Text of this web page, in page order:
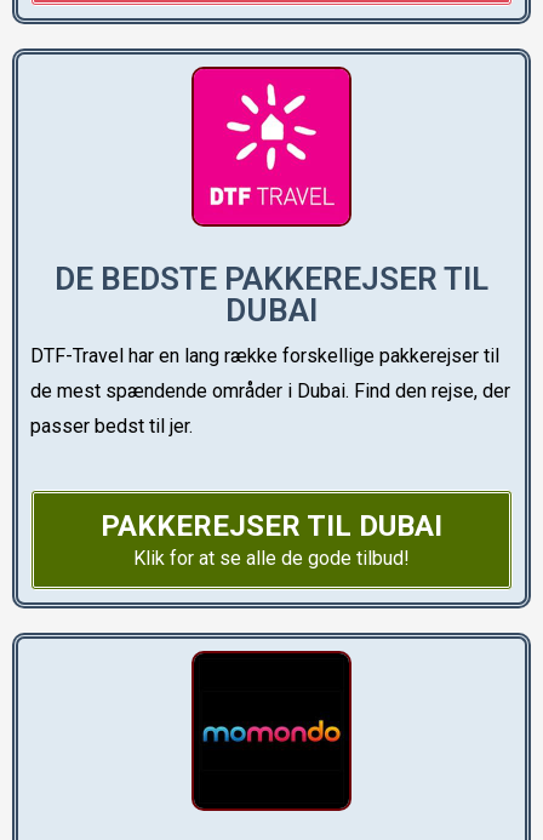
DE BEDSTE PAKKEREJSER TIL
DUBAI
DTF-Travel har en lang række forskellige pakkerejser til
de mest spændende områder i Dubai. Find den rejse, der
passer bedst til jer.
PAKKEREJSER TIL DUBAI
Klik for at se alle de gode tilbud!